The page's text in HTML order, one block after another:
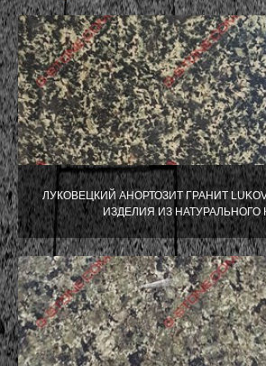
ЛУКОВЕЦКИЙ АНОРТОЗИТ ГРАНИТ
ИЗДЕЛИЯ ИЗ НАТУРАЛЬНОГО